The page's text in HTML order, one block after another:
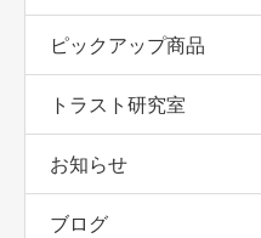
ピックアップ商品
トラスト研究室
お知らせ
ブログ